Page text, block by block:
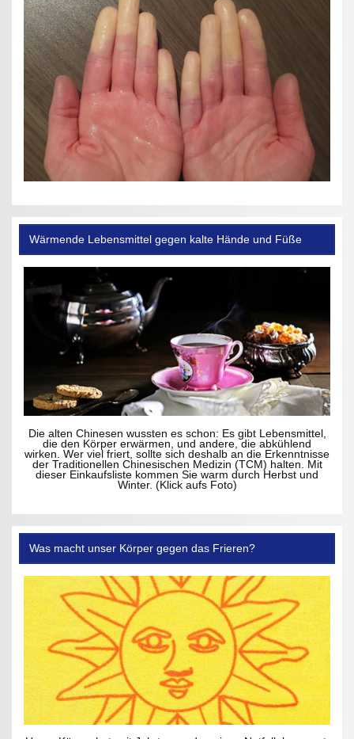
Wärmende Lebensmittel gegen kalte Hände und Füße
Die alten Chinesen wussten es schon: Es gibt Lebensmittel,
die den Körper erwärmen, und andere, die abkühlend
wirken. Wer viel friert, sollte sich deshalb an die Erkenntnisse
der Traditionellen Chinesischen Medizin (TCM) halten. Mit
dieser Einkaufsliste kommen Sie warm durch Herbst und
Winter. (Klick aufs Foto)
Was macht unser Körper gegen das Frieren?